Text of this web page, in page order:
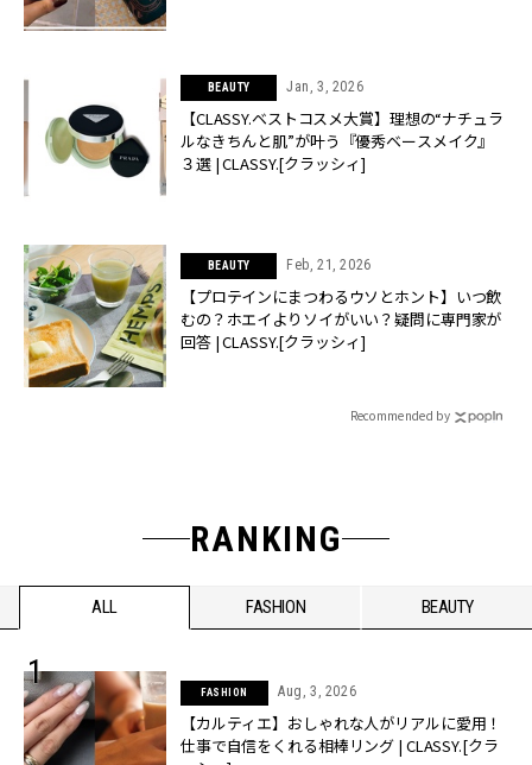
BEAUTY Jan, 3, 2026
【CLASSY.ベストコスメ大賞】理想の“ナチュラ
ルなきちんと肌”が叶う『優秀ベースメイク』
３選 | CLASSY.[クラッシィ]
BEAUTY Feb, 21, 2026
【プロテインにまつわるウソとホント】いつ飲
むの？ホエイよりソイがいい？疑問に専門家が
回答 | CLASSY.[クラッシィ]
Recommended by
RANKING
ALL FASHION BEAUTY
FASHION Aug, 3, 2026
【カルティエ】おしゃれな人がリアルに愛用！
仕事で自信をくれる相棒リング | CLASSY.[クラ